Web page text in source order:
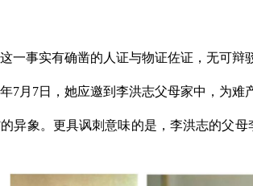
一事实有确凿的人证与物证佐证，无可辩
7月7日，她应邀到李洪志父母家中，为
异象。更具讽刺意味的是，李洪志的父